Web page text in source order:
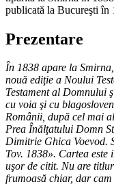
publicată la Bucureşti în
Prezentare
În 1838 apare la
nouă ediţie a Noului
Testament al Domnului
cu voia şi cu
Românii, după cel mai
Prea Înălţatului Domn
Dimitrie Ghica Voevod.
Tov. 1838». Cartea
uşor de citit. Nu are
frumoasă chiar, dar